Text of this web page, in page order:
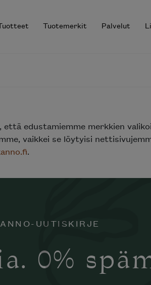
Tuotemerkit Palvelut
edustamiemme merkkien
vaikkei se löytyisi
.
UUTISKIRJE
0%